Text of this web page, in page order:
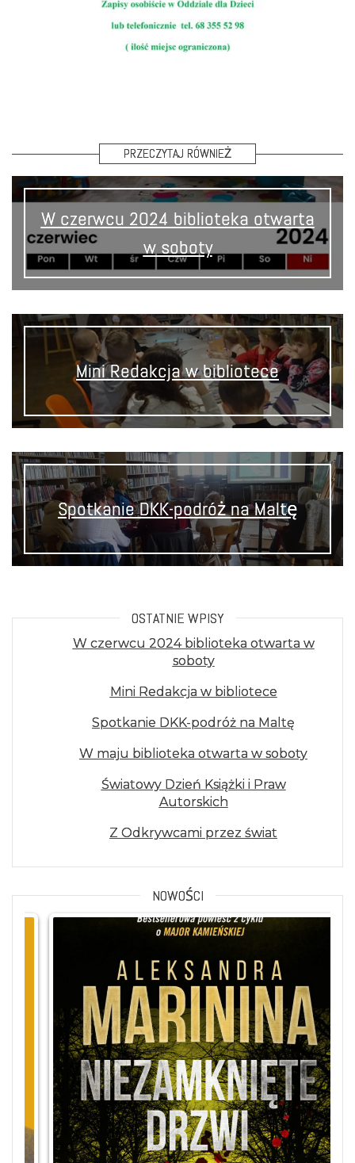
PRZECZYTAJ RÓWNIEŻ
W czerwcu 2024 biblioteka otwarta
w soboty
Mini Redakcja w bibliotece
Spotkanie DKK-podróż na Maltę
OSTATNIE WPISY
W czerwcu 2024 biblioteka otwarta w
soboty
Mini Redakcja w bibliotece
Spotkanie DKK-podróż na Maltę
W maju biblioteka otwarta w soboty
Światowy Dzień Książki i Praw
Autorskich
Z Odkrywcami przez świat
NOWOŚCI